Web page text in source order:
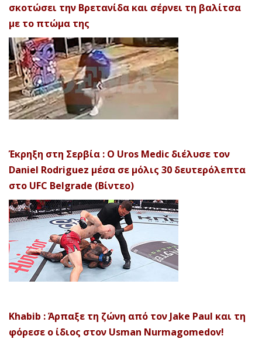
σκοτώσει την Βρετανίδα και σέρνει τη βαλίτσα
με το πτώμα της
Έκρηξη στη Σερβία : Ο Uros Medic διέλυσε τον
Daniel Rodriguez μέσα σε μόλις 30 δευτερόλεπτα
στο UFC Belgrade (Βίντεο)
Khabib : Άρπαξε τη ζώνη από τον Jake Paul και τη
φόρεσε ο ίδιος στον Usman Nurmagomedov!